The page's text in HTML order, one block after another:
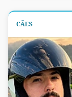
CÃES